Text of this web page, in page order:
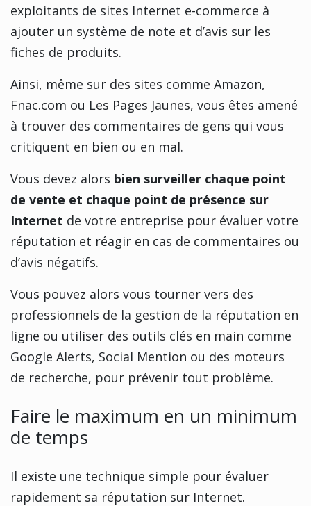
exploitants de sites Internet e-commerce à
ajouter un système de note et d’avis sur les
fiches de produits.
Ainsi, même sur des sites comme Amazon,
Fnac.com ou Les Pages Jaunes, vous êtes amené
à trouver des commentaires de gens qui vous
critiquent en bien ou en mal.
Vous devez alors bien surveiller chaque point
de vente et chaque point de présence sur
Internet de votre entreprise pour évaluer votre
réputation et réagir en cas de commentaires ou
d’avis négatifs.
Vous pouvez alors vous tourner vers des
professionnels de la gestion de la réputation en
ligne ou utiliser des outils clés en main comme
Google Alerts, Social Mention ou des moteurs
de recherche, pour prévenir tout problème.
Faire le maximum en un minimum
de temps
Il existe une technique simple pour évaluer
rapidement sa réputation sur Internet.